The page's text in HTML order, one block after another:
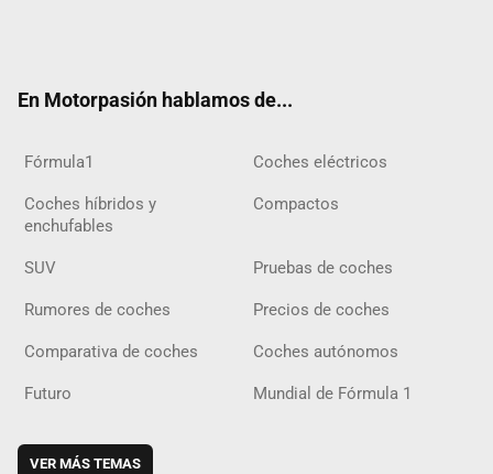
En Motorpasión hablamos de...
Fórmula1 Coches eléctricos
Coches híbridos y
enchufables
Compactos
SUV Pruebas de coches
Rumores de coches Precios de coches
Comparativa de coches Coches autónomos
Futuro Mundial de Fórmula 1
VER MÁS TEMAS